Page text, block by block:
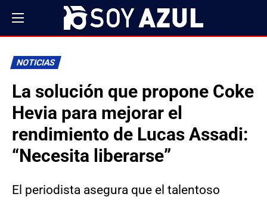
NOTICIAS
La solución que propone Coke
Hevia para mejorar el
rendimiento de Lucas Assadi:
“Necesita liberarse”
El periodista asegura que el talentoso